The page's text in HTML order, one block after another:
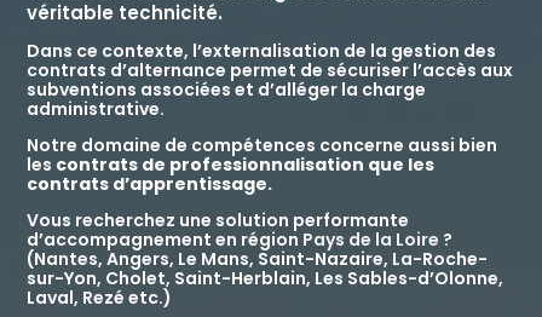
véritable technicité.
Dans ce contexte, l’externalisation de la gestion des
contrats d’alternance permet de sécuriser l’accès aux
subventions associées et d’alléger la charge
administrative.
Notre domaine de compétences concerne aussi bien
les contrats de professionnalisation que les
contrats d’apprentissage.
Vous recherchez une solution performante
d’accompagnement en région Pays de la Loire ?
(Nantes,Angers, Le Mans, Saint-Nazaire, La-Roche-
sur-Yon, Cholet, Saint-Herblain, Les Sables-d’Olonne,
Laval, Rezé etc.)